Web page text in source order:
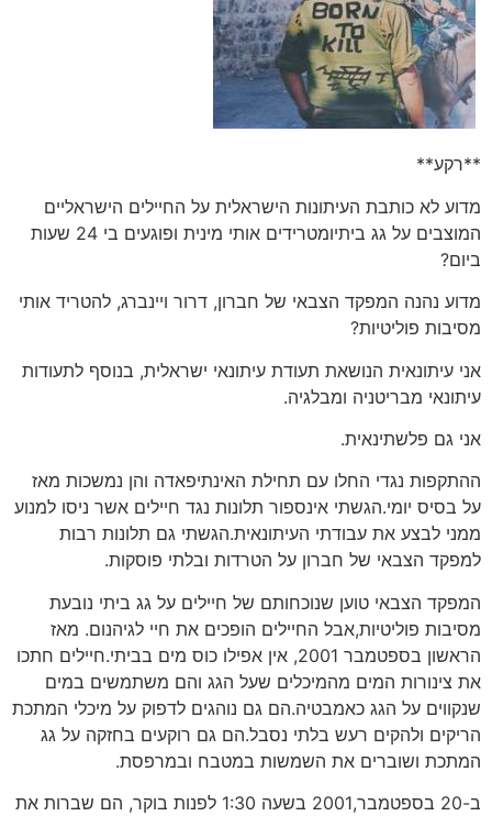
**רקע**
מדוע לא כותבת העיתונות הישראלית על החיילים הישראליים
המוצבים על גג ביתיומטרידים אותי מינית ופוגעים בי 24 שעות
ביום?
מדוע נהנה המפקד הצבאי של חברון, דרור ויינברג, להטריד אותי
מסיבות פוליטיות?
אני עיתונאית הנושאת תעודת עיתונאי ישראלית, בנוסף לתעודות
עיתונאי מבריטניה ומבלגיה.
אני גם פלשתינאית.
ההתקפות נגדי החלו עם תחילת האינתיפאדה והן נמשכות מאז
על בסיס יומי.הגשתי אינספור תלונות נגד חיילים אשר ניסו למנוע
ממני לבצע את עבודתי העיתונאית.הגשתי גם תלונות רבות
למפקד הצבאי של חברון על הטרדות ובלתי פוסקות.
המפקד הצבאי טוען שנוכחותם של חיילים על גג ביתי נובעת
מסיבות פוליטיות,אבל החיילים הופכים את חיי לגיהנום. מאז
הראשון בספטמבר 2001, אין אפילו כוס מים בביתי.חיילים חתכו
את צינורות המים מהמיכלים שעל הגג והם משתמשים במים
שנקווים על הגג כאמבטיה.הם גם נוהגים לדפוק על מיכלי המתכת
הריקים ולהקים רעש בלתי נסבל.הם גם רוקעים בחזקה על גג
המתכת ושוברים את השמשות במטבח ובמרפסת.
ב-20 בספטמבר,2001 בשעה 1:30 לפנות בוקר, הם שברות את